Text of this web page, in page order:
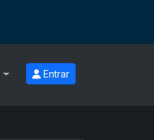
Entrar